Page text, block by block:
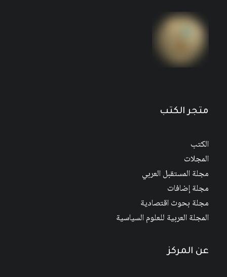
متجر الكتب
الكتب
المجلات
مجلة المستقبل العربي
مجلة إضافات
مجلة بحوث اقتصادية
المجلة العربية للعلوم السياسية
عن المركز